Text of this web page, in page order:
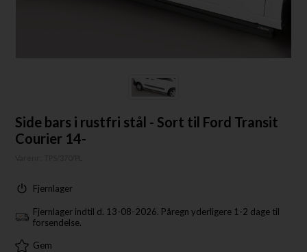
Side bars i rustfri stål - Sort til Ford Transit
Courier 14-
Fjernlager
Fjernlager indtil d. 13-08-2026. Påregn yderligere 1-2 dage til
forsendelse.
Gem